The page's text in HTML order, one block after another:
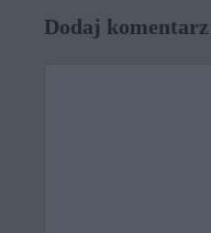
Dodaj komentarz